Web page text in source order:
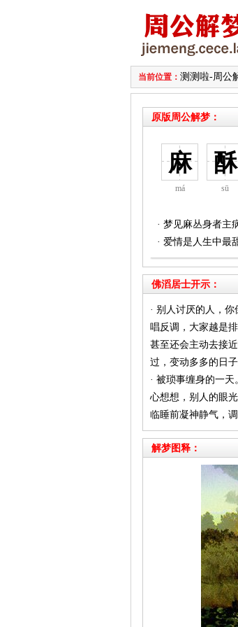
当前位置： 测测啦-周公
原版周公解梦：
麻
má
酥
sū
· 梦见麻丛身者主
· 爱情是人生中最
佛滔居士开示：
· 别人讨厌的人，
唱反调，大家越是
甚至还会主动去接
过，变动多多的日
· 被琐事缠身的一
心想想，别人的眼
临睡前凝神静气，
解梦图释：